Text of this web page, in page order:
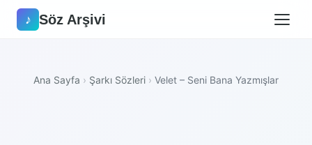
♪ Söz Arşivi
Ana Sayfa › Şarkı Sözleri › Velet – Seni Bana Yazmışlar